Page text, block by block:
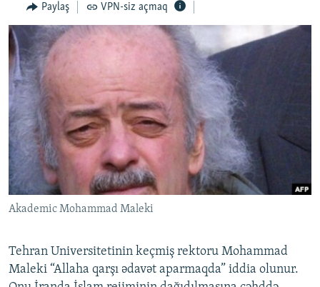
QANUNI DOĞRU
ARAŞDIRMA
MULTIMEDIA
VIDEO
FOTOQALEREYA
İNFOQRAFIKA
KARIKATURA
RADIO ARXIV
OXU ZALI
AZƏRBAYCAN ƏDƏBIYYATI KITABXANASI
İSLAM VƏ DEMOKRATIYA
İZ - MƏDƏNIYYƏT PROQRAMI
HAQQIMIZDA
MISSIYAMIZ
PEŞƏ ETIKASI VƏ JURNALISTIKA STANDARTLARIMIZ
MATERIALLARIMIZDAN ISTIFADƏ
AZADLIQRADIOSU MOBIL TELEFONUNUZDA
XƏBƏR BÜLLETENLƏRIMIZ
BIZI IZLƏ
RFE/RL-in bütün saytları
Paylaş VPN-siz açmaq
Akademic Mohammad Maleki
Tehran Universitetinin keçmiş rektoru Mohammad
Maleki “Allaha qarşı ədavət aparmaqda” iddia olunur.